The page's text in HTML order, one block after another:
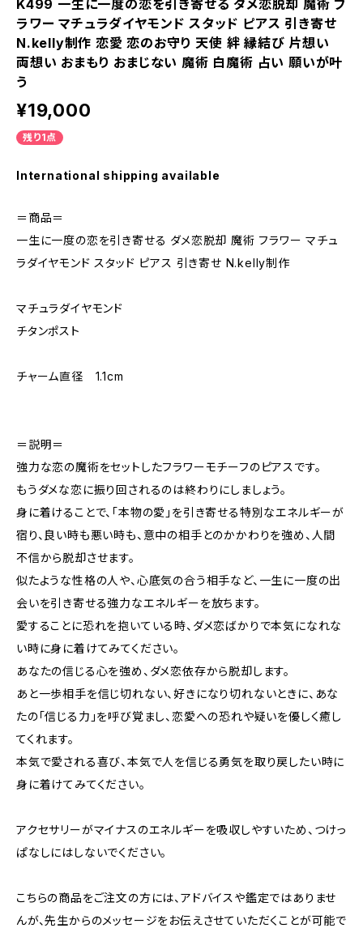
K499 一生に一度の恋を引き寄せる ダメ恋脱却 魔術 フ
ラワー マチュラダイヤモンド スタッド ピアス 引き寄せ
N.kelly制作 恋愛 恋のお守り 天使 絆 縁結び 片想い
両想い おまもり おまじない 魔術 白魔術 占い 願いが叶
う
¥19,000
残り1点
International shipping available
＝商品＝
一生に一度の恋を引き寄せる ダメ恋脱却 魔術 フラワー マチュ
ラダイヤモンド スタッド ピアス 引き寄せ N.kelly制作
マチュラダイヤモンド
チタンポスト
チャーム直径 1.1cm
＝説明＝
強力な恋の魔術をセットしたフラワーモチーフのピアスです。
もうダメな恋に振り回されるのは終わりにしましょう。
身に着けることで、「本物の愛」を引き寄せる特別なエネルギーが
宿り、良い時も悪い時も、意中の相手とのかかわりを強め、人間
不信から脱却させます。
似たような性格の人や、心底気の合う相手など、一生に一度の出
会いを引き寄せる強力なエネルギーを放ちます。
愛することに恐れを抱いている時、ダメ恋ばかりで本気になれな
い時に身に着けてみてください。
あなたの信じる心を強め、ダメ恋依存から脱却します。
あと一歩相手を信じ切れない、好きになり切れないときに、あな
たの「信じる力」を呼び覚まし、恋愛への恐れや疑いを優しく癒し
てくれます。
本気で愛される喜び、本気で人を信じる勇気を取り戻したい時に
身に着けてみてください。
アクセサリーがマイナスのエネルギーを吸収しやすいため、つけっ
ぱなしにはしないでください。
こちらの商品をご注文の方には、アドバイスや鑑定ではありませ
んが、先生からのメッセージをお伝えさせていただくことが可能で